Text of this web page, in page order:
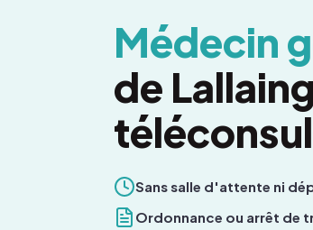
Médecin
de
Sans salle d'attente ni
Ordonnance ou arrêt de